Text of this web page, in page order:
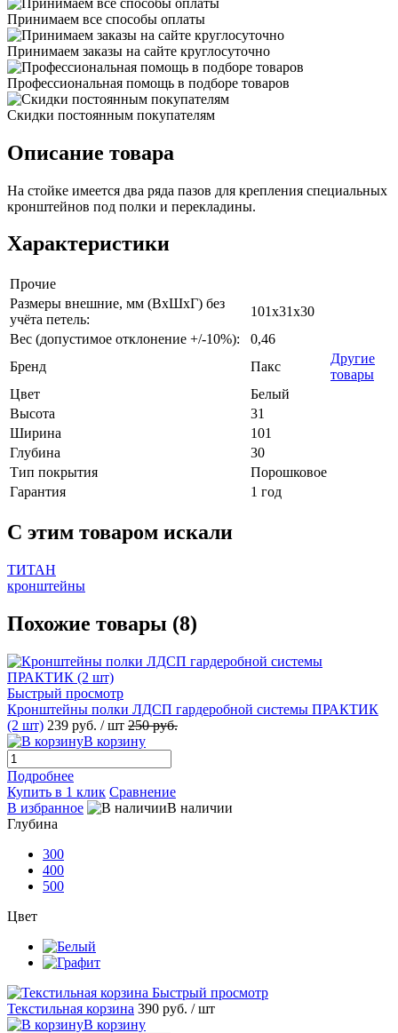
Принимаем все способы оплаты
Принимаем заказы на сайте круглосуточно
Профессиональная помощь в подборе товаров
Скидки постоянным покупателям
Описание товара
На стойке имеется два ряда пазов для крепления специальных
кронштейнов под полки и перекладины.
Характеристики
Прочие
Размеры внешние, мм (ВхШхГ) без
учёта петель:
101х31х30
Вес (допустимое отклонение +/-10%):
0,46
Бренд
Пакс
Другие
товары
Цвет
Белый
Высота
31
Ширина
101
Глубина
30
Тип покрытия
Порошковое
Гарантия
1 год
C этим товаром искали
ТИТАН
кронштейны
Похожие товары (8)
Быстрый просмотр
Кронштейны полки ЛДСП гардеробной системы ПРАКТИК
(2 шт) 239 руб. / шт 250 руб.
В корзину
Подробнее
Купить в 1 клик Сравнение
В избранное
В наличии
Глубина
300
400
500
Цвет
Быстрый просмотр
Текстильная корзина 390 руб. / шт
В корзину